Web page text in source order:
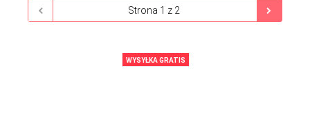
WYSYŁKA GRATIS